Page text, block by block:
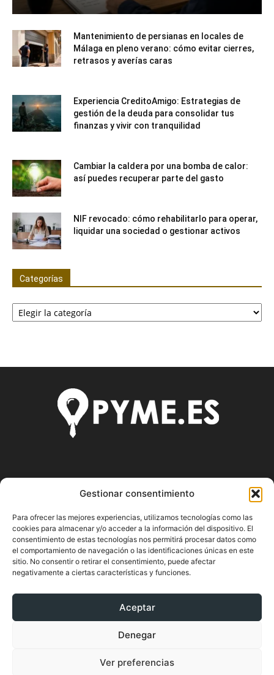
Gestionar consentimiento
Para ofrecer las mejores experiencias, utilizamos tecnologías como las
cookies para almacenar y/o acceder a la información del dispositivo. El
consentimiento de estas tecnologías nos permitirá procesar datos como
el comportamiento de navegación o las identificaciones únicas en este
sitio. No consentir o retirar el consentimiento, puede afectar
negativamente a ciertas características y funciones.
Aceptar
Denegar
Ver preferencias
Mantenimiento de persianas en locales de
Málaga en pleno verano: cómo evitar cierres,
retrasos y averías caras
Experiencia CreditoAmigo: Estrategias de
gestión de la deuda para consolidar tus
finanzas y vivir con tranquilidad
Cambiar la caldera por una bomba de calor:
así puedes recuperar parte del gasto
NIF revocado: cómo rehabilitarlo para operar,
liquidar una sociedad o gestionar activos
Categorías
Categorías
Pyme.es es el portal web donde podrás mantenerte
actualizado de todas las noticias y novedades sobre la
economía en España y el mundo, así como donde podrás
conseguir toda la información necesaria sobre
emprendimiento.
SÍGUENOS